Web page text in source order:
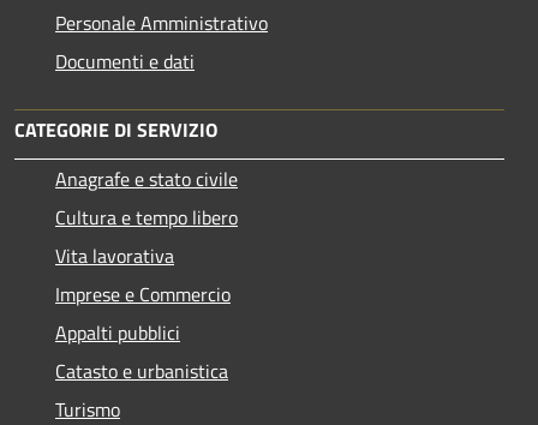
Personale Amministrativo
Documenti e dati
CATEGORIE DI SERVIZIO
Anagrafe e stato civile
Cultura e tempo libero
Vita lavorativa
Imprese e Commercio
Appalti pubblici
Catasto e urbanistica
Turismo